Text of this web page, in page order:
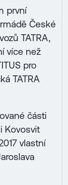
první
České
TATRA,
více než
pro
TATRA
části
Kovosvit
vlastní